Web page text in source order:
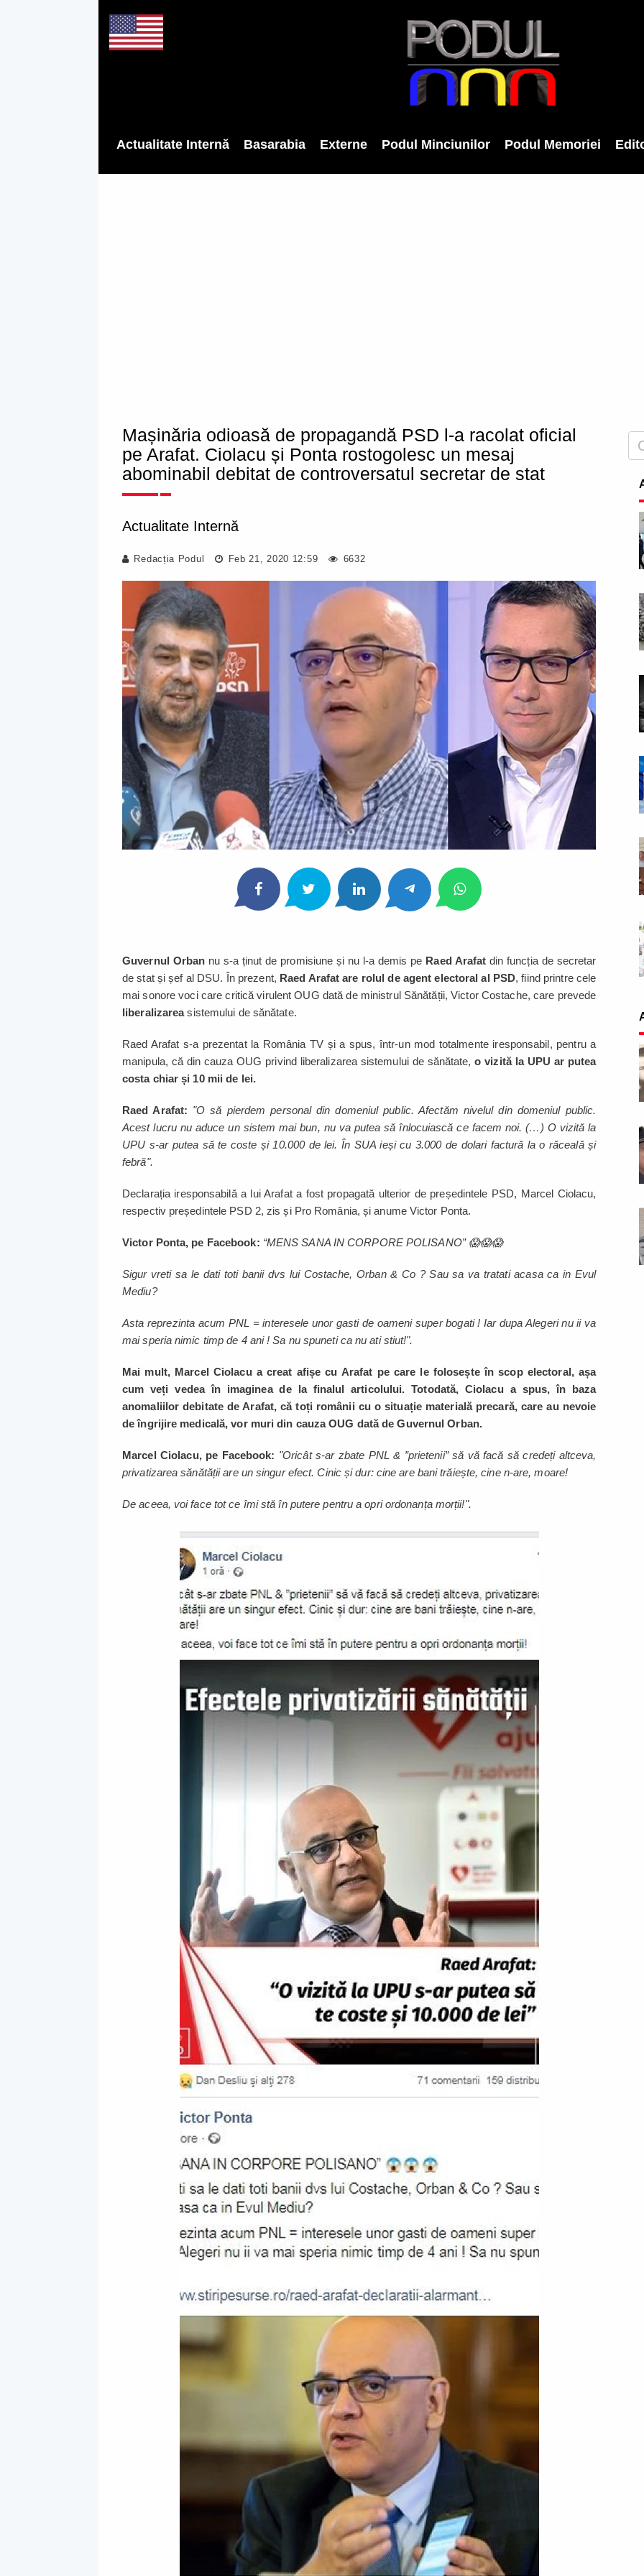
Actualitate Internă Basarabia Externe Podul Minciunilor Podul Memoriei
Mașinăria odioasă de propagandă PSD l-a racolat oficial
pe Arafat. Ciolacu și Ponta rostogolesc un mesaj
abominabil debitat de controversatul secretar de stat
Actualitate Internă
Redacția Podul Feb 21, 2020 12:59 6632
Guvernul Orban nu s-a ținut de promisiune și nu l-a demis pe Raed Arafat din funcția de secretar
de stat și șef al DSU. În prezent, Raed Arafat are rolul de agent electoral al PSD, fiind printre cele
mai sonore voci care critică virulent OUG dată de ministrul Sănătății, Victor Costache, care prevede
liberalizareasistemului de sănătate.
Raed Arafat s-a prezentat la România TV și a spus, într-un mod totalmente iresponsabil, pentru a
manipula, că din cauza OUG privind liberalizarea sistemului de sănătate,o vizită la UPU ar putea
costa chiar și 10 mii de lei.
Raed Arafat: "O să pierdem personal din domeniul public. Afectăm nivelul din domeniul public.
Acest lucru nu aduce un sistem mai bun, nu va putea să înlocuiască ce facem noi. (…) O vizită la
UPU s-ar putea să te coste și 10.000 de lei. În SUA ieși cu 3.000 de dolari factură la o răceală și
febră".
Declarația iresponsabilă a lui Arafat a fost propagată ulterior de președintele PSD, Marcel Ciolacu,
respectiv președintele PSD 2, zis și Pro România, și anume Victor Ponta.
Victor Ponta, pe Facebook: “MENS SANA IN CORPORE POLISANO” 😱😱😱
Sigur vreti sa le dati toti banii dvs lui Costache, Orban & Co ? Sau sa va tratati acasa ca in Evul
Mediu?
Asta reprezinta acum PNL = interesele unor gasti de oameni super bogati ! Iar dupa Alegeri nu ii va
mai speria nimic timp de 4 ani ! Sa nu spuneti ca nu ati stiut!".
Mai mult, Marcel Ciolacu a creat afișe cu Arafat pe care le folosește în scop electoral, așa
cum veți vedea în imaginea de la finalul articolului. Totodată, Ciolacu a spus, în baza
anomaliilor debitate de Arafat, că toți românii cu o situație materială precară, care au nevoie
de îngrijire medicală, vor muri din cauza OUG dată de Guvernul Orban.
Marcel Ciolacu, pe Facebook: "Oricât s-ar zbate PNL & ”prietenii” să vă facă să credeți altceva,
privatizarea sănătății are un singur efect. Cinic și dur: cine are bani trăiește, cine n-are, moare!
De aceea, voi face tot ce îmi stă în putere pentru a opri ordonanța morții!".